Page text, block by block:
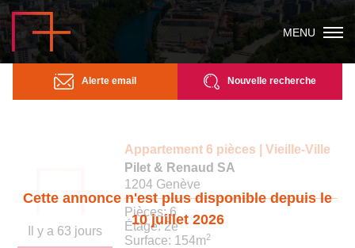
MENU
Alerte email Nouvelle recherche
Cette annonce n'est plus disponible depuis le
10 juillet 2026
Appartement 6 pièces | Vieille-Ville
Il y a 63 jours
Pilet & Renaud SA
1204 Genève
Pièces: 6
Étage: 2e
Surface: 154m2